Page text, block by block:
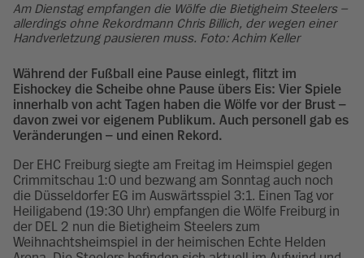
Am Dienstag empfangen die Wölfe die Bietigheim Steelers –
allerdings ohne Rekordmann Chris Billich, der wegen einer
Handverletzung pausieren muss. Foto: Achim Keller
Während der Fußball eine Pause einlegt, flitzt im
Eishockey die Scheibe ohne Pause übers Eis: Vier Spiele
innerhalb von acht Tagen haben die Wölfe vor der Brust –
davon zwei vor eigenem Publikum. Auch personell gab es
Veränderungen – und einen Rekord.
Der EHC Freiburg siegte am Freitag im Heimspiel gegen
Crimmitschau 1:0 und bezwang am Sonntag auch noch
die Düsseldorfer EG im Auswärtsspiel 3:1. Einen Tag vor
Heiligabend (19:30 Uhr) empfangen die Wölfe Freiburg in
der DEL 2 nun die Bietigheim Steelers zum
Weihnachtsheimspiel in der heimischen Echte Helden